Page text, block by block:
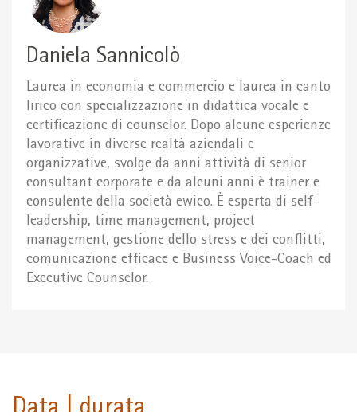
Daniela Sannicolò
Laurea in economia e commercio e laurea in canto
lirico con specializzazione in didattica vocale e
certificazione di counselor. Dopo alcune esperienze
lavorative in diverse realtà aziendali e
organizzative, svolge da anni attività di senior
consultant corporate e da alcuni anni è trainer e
consulente della società ewico. È esperta di self-
leadership, time management, project
management, gestione dello stress e dei conflitti,
comunicazione efficace e Business Voice-Coach ed
Executive Counselor.